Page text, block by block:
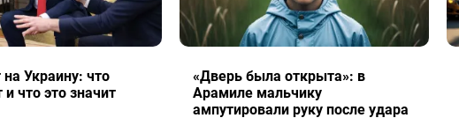
Украину: что
и что это значит
«Дверь была открыта»: в
Арамиле мальчику
ампутировали руку после удара